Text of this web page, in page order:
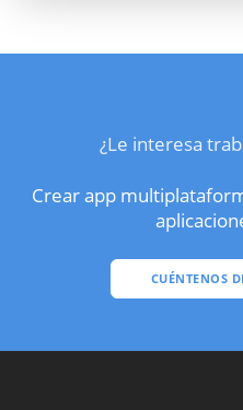
¿Le interesa
Crear app
CUÉNTENOS